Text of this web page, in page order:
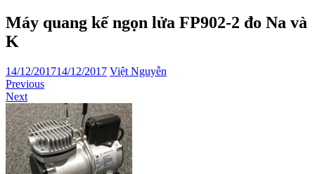
Máy quang kế ngọn lửa FP902-2 đo Na và
K
14/12/201714/12/2017 Việt Nguyễn
Previous
Next